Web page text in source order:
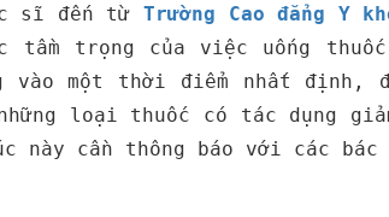
sĩ đến từ Trường Cao đẳng Y
tầm trọng của việc uống
vào một thời điểm nhất định,
loại thuốc có tác dụng
này cần thông báo với các